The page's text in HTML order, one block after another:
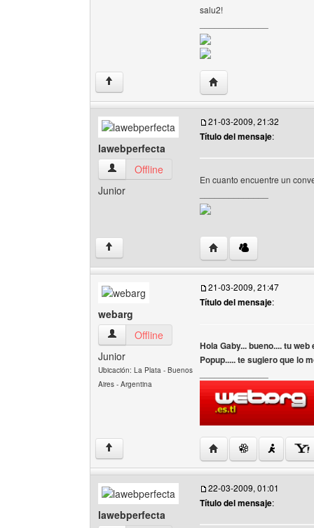
salu2!
↑ Visitar sitio web del
lawebperfecta
lawebperfecta Ver perfil del usuario
Offline
Junior
21-03-2009, 21:32
Título del mensaje:
En cuanto encuentre un
↑ Visitar sitio web del
webarg
webarg Ver perfil del usuario
Offline
Junior
Ubicación: La Plata - Buenos
Aires - Argentina
21-03-2009, 21:47
Título del mensaje:
Hola Gaby... bueno.... tu
Popup..... te sugiero que lo
↑ Visitar sitio web del
lawebperfecta
22-03-2009, 01:01
Título del mensaje: